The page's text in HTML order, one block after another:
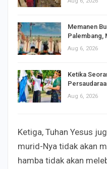
Memanen
Palembang,
Aug 6, 2026
Ketika
Aug 6, 2026
Ketiga, Tuhan Yesus
murid-Nya tidak akan
hamba tidak akan